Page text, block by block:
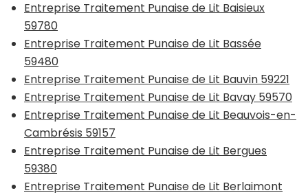
Entreprise Traitement Punaise de Lit Baisieux
59780
Entreprise Traitement Punaise de Lit Bassée
59480
Entreprise Traitement Punaise de Lit Bauvin 59221
Entreprise Traitement Punaise de Lit Bavay 59570
Entreprise Traitement Punaise de Lit Beauvois-en-
Cambrésis 59157
Entreprise Traitement Punaise de Lit Bergues
59380
Entreprise Traitement Punaise de Lit Berlaimont